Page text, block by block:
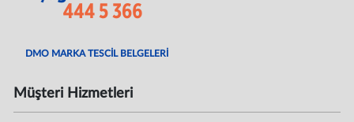
DMO MARKA TESCİL BELGELERİ
Müşteri Hizmetleri